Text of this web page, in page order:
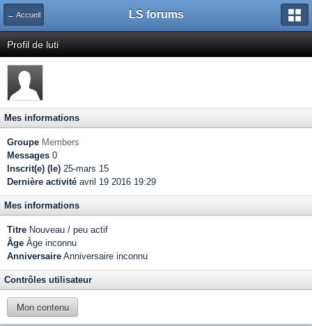
← Accueil LS forums
Profil de luti
Mes informations
Groupe Members
Messages 0
Inscrit(e) (le) 25-mars 15
Dernière activité avril 19 2016 19:29
Mes informations
Titre Nouveau / peu actif
Âge Âge inconnu
Anniversaire Anniversaire inconnu
Contrôles utilisateur
Mon contenu